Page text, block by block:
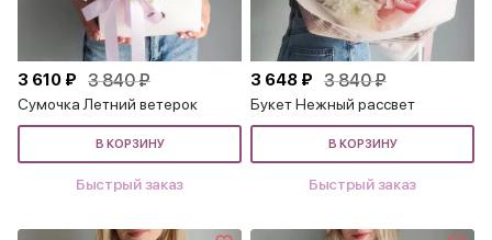
3 610 ₽ 3 840 ₽
Сумочка Летний ветерок
В КОРЗИНУ
Быстрый заказ
3 648 ₽ 3 840 ₽
Букет Нежный рассвет
В КОРЗИНУ
Быстрый заказ